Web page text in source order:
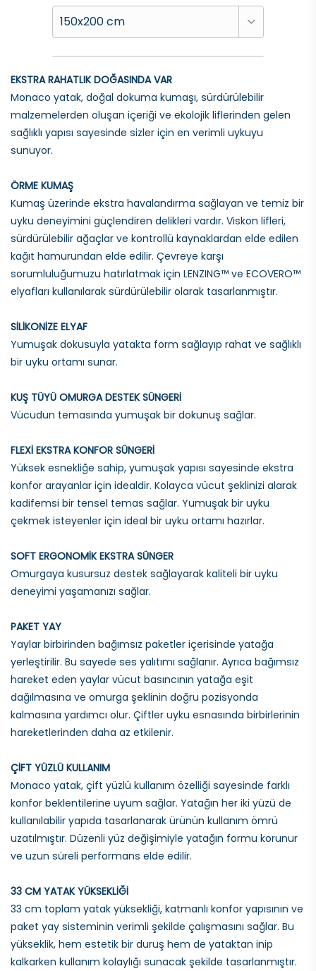
EKSTRA RAHATLIK DOĞASINDA VAR
Monaco yatak, doğal dokuma kumaşı, sürdürülebilir
malzemelerden oluşan içeriği ve ekolojik liflerinden gelen
sağlıklı yapısı sayesinde sizler için en verimli uykuyu
sunuyor.
ÖRME KUMAŞ
Kumaş üzerinde ekstra havalandırma sağlayan ve temiz bir
uyku deneyimini güçlendiren delikleri vardır. Viskon lifleri,
sürdürülebilir ağaçlar ve kontrollü kaynaklardan elde edilen
kağıt hamurundan elde edilir. Çevreye karşı
sorumluluğumuzu hatırlatmak için LENZING™ ve ECOVERO™
elyafları kullanılarak sürdürülebilir olarak tasarlanmıştır.
SİLİKONİZE ELYAF
Yumuşak dokusuyla yatakta form sağlayıp rahat ve sağlıklı
bir uyku ortamı sunar.
KUŞ TÜYÜ OMURGA DESTEK SÜNGERİ
Vücudun temasında yumuşak bir dokunuş sağlar.
FLEXİ EKSTRA KONFOR SÜNGERİ
Yüksek esnekliğe sahip, yumuşak yapısı sayesinde ekstra
konfor arayanlar için idealdir. Kolayca vücut şeklinizi alarak
kadifemsi bir tensel temas sağlar. Yumuşak bir uyku
çekmek isteyenler için ideal bir uyku ortamı hazırlar.
SOFT ERGONOMİK EKSTRA SÜNGER
Omurgaya kusursuz destek sağlayarak kaliteli bir uyku
deneyimi yaşamanızı sağlar.
PAKET YAY
Yaylar birbirinden bağımsız paketler içerisinde yatağa
yerleştirilir. Bu sayede ses yalıtımı sağlanır. Ayrıca bağımsız
hareket eden yaylar vücut basıncının yatağa eşit
dağılmasına ve omurga şeklinin doğru pozisyonda
kalmasına yardımcı olur. Çiftler uyku esnasında birbirlerinin
hareketlerinden daha az etkilenir.
ÇİFT YÜZLÜ KULLANIM
Monaco yatak, çift yüzlü kullanım özelliği sayesinde farklı
konfor beklentilerine uyum sağlar. Yatağın her iki yüzü de
kullanılabilir yapıda tasarlanarak ürünün kullanım ömrü
uzatılmıştır. Düzenli yüz değişimiyle yatağın formu korunur
ve uzun süreli performans elde edilir.
33 CM YATAK YÜKSEKLİĞİ
33 cm toplam yatak yüksekliği, katmanlı konfor yapısının ve
paket yay sisteminin verimli şekilde çalışmasını sağlar. Bu
yükseklik, hem estetik bir duruş hem de yataktan inip
kalkarken kullanım kolaylığı sunacak şekilde tasarlanmıştır.